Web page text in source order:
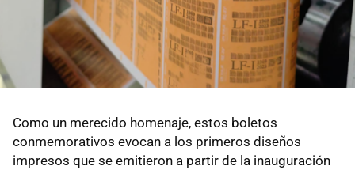
Como un merecido homenaje, estos boletos
conmemorativos evocan a los primeros diseños
impresos que se emitieron a partir de la inauguración